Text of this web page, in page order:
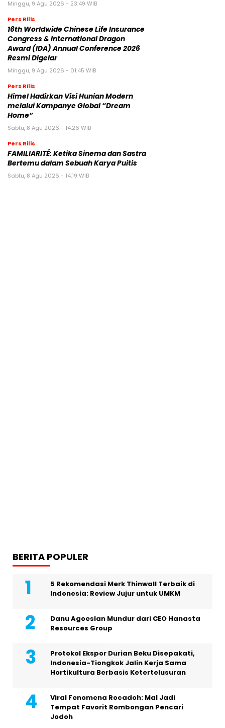
Minggu, 9 Agu 2026 - 23:49 WIB
Pers Rilis
16th Worldwide Chinese Life Insurance
Congress & International Dragon
Award (IDA) Annual Conference 2026
Resmi Digelar
Minggu, 9 Agu 2026 - 01:45 WIB
Pers Rilis
Himel Hadirkan Visi Hunian Modern
melalui Kampanye Global “Dream
Home”
Sabtu, 8 Agu 2026 - 14:26 WIB
Pers Rilis
FAMILIARITÉ: Ketika Sinema dan Sastra
Bertemu dalam Sebuah Karya Puitis
Sabtu, 8 Agu 2026 - 14:19 WIB
BERITA POPULER
5 Rekomendasi Merk Thinwall Terbaik di
Indonesia: Review Jujur untuk UMKM
Danu Agoeslan Mundur dari CEO Hanasta
Resources Group
Protokol Ekspor Durian Beku Disepakati,
Indonesia-Tiongkok Jalin Kerja Sama
Hortikultura Berbasis Ketertelusuran
Viral Fenomena Rocadoh: Mal Jadi
Tempat Favorit Rombongan Pencari
Jodoh